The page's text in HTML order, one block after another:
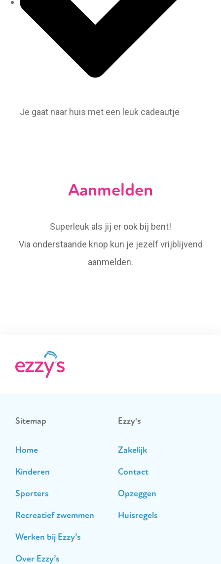
Je gaat naar huis met een leuk cadeautje
Aanmelden
Superleuk als jij er ook bij bent!
Via onderstaande knop kun je jezelf vrijblijvend
aanmelden.
Sitemap
Home
Kinderen
Sporters
Recreatief zwemmen
Werken bij Ezzy’s
Over Ezzy’s
Ezzy's
Zakelijk
Contact
Opzeggen
Huisregels